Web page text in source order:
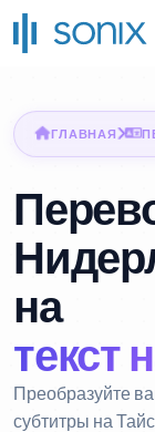
ГЛАВНАЯ
на
текст
Преобразуйте
субтитры на